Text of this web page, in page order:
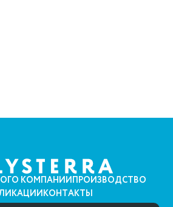
О КОМПАНИИПРОИЗВОДСТВО
КОНТАКТЫ